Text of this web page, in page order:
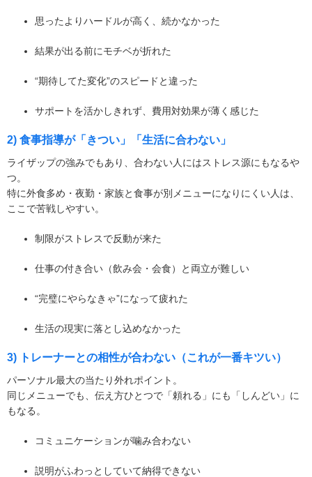
思ったよりハードルが高く、続かなかった
結果が出る前にモチベが折れた
“期待してた変化”のスピードと違った
サポートを活かしきれず、費用対効果が薄く感じた
2) 食事指導が「きつい」「生活に合わない」
ライザップの強みでもあり、合わない人にはストレス源にもなるや
つ。
特に外食多め・夜勤・家族と食事が別メニューになりにくい人は、
ここで苦戦しやすい。
制限がストレスで反動が来た
仕事の付き合い（飲み会・会食）と両立が難しい
“完璧にやらなきゃ”になって疲れた
生活の現実に落とし込めなかった
3) トレーナーとの相性が合わない（これが一番キツい）
パーソナル最大の当たり外れポイント。
同じメニューでも、伝え方ひとつで「頼れる」にも「しんどい」に
もなる。
コミュニケーションが噛み合わない
説明がふわっとしていて納得できない